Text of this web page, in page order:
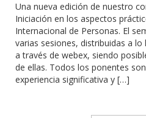
Una nueva edición de nuestro
Iniciación en los aspectos
Internacional de Personas. El
varias sesiones, distribuidas a
a través de webex, siendo
de ellas. Todos los ponentes
experiencia significativa y […]